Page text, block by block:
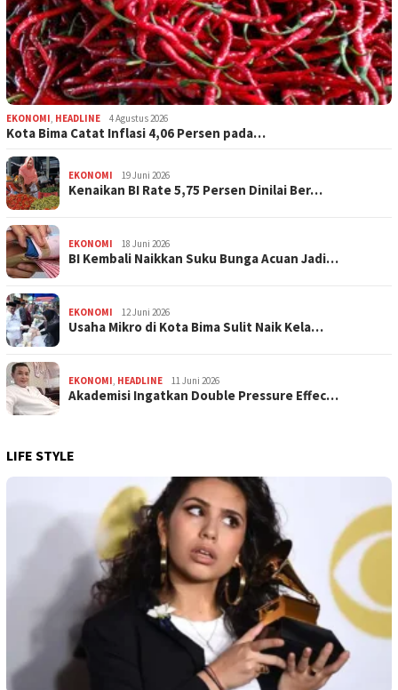
EKONOMI HEADLINE 4 Agustus 2026
Kota Bima Catat Inflasi 4,06 Persen pada…
EKONOMI 19 Juni 2026
Kenaikan BI Rate 5,75 Persen Dinilai Ber…
EKONOMI 18 Juni 2026
BI Kembali Naikkan Suku Bunga Acuan Jadi…
EKONOMI 12 Juni 2026
Usaha Mikro di Kota Bima Sulit Naik Kela…
EKONOMI HEADLINE 11 Juni 2026
Akademisi Ingatkan Double Pressure Effec…
LIFE STYLE